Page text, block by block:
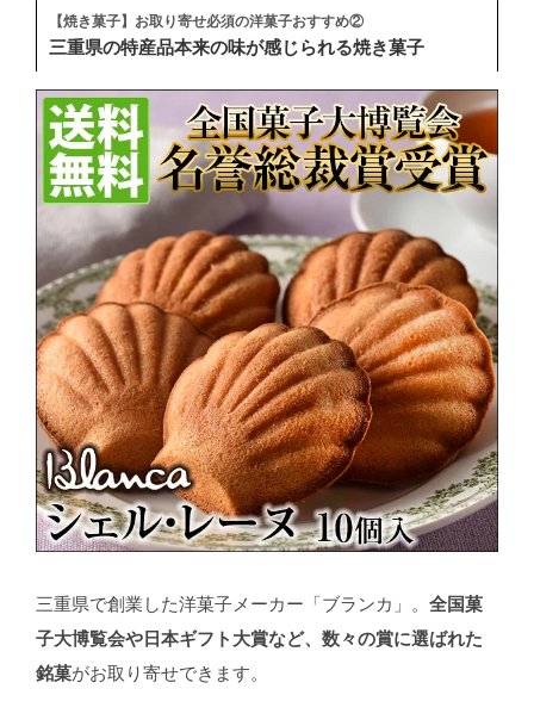
【焼き菓子】お取り寄せ必須の洋菓子おすすめ②
三重県の特産品本来の味が感じられる焼き菓子
三重県で創業した洋菓子メーカー「ブランカ」。 全国菓
子大博覧会や日本ギフト大賞など、数々の賞に選ばれた
銘菓がお取り寄せできます。